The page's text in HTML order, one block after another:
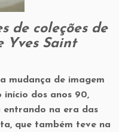
de coleções de
Yves Saint
mudança de imagem
início dos anos 90,
entrando na era das
que também teve na